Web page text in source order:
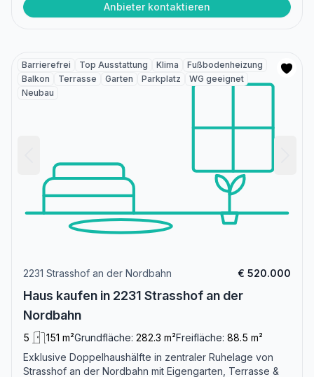
Anbieter kontaktieren
Barrierefrei Top Ausstattung Klima
Fußbodenheizung
Balkon
Terrasse Garten Parkplatz
WG geeignet
Neubau
2231 Strasshof an der Nordbahn € 520.000
Haus kaufen in 2231 Strasshof an der
Nordbahn
5 151 m²Grundfläche: 282.3 m²Freifläche: 88.5 m²
Exklusive Doppelhaushälfte in zentraler Ruhelage von
Strasshof an der Nordbahn mit Eigengarten, Terrasse &